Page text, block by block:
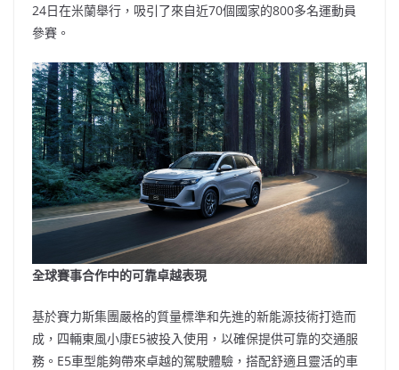
24日在米蘭舉行，吸引了來自近70個國家的800多名運動員
參賽。
全球賽事合作中的可靠卓越表現
基於賽力斯集團嚴格的質量標準和先進的新能源技術打造而
成，四輛東風小康E5被投入使用，以確保提供可靠的交通服
務。E5車型能夠帶來卓越的駕駛體驗，搭配舒適且靈活的車